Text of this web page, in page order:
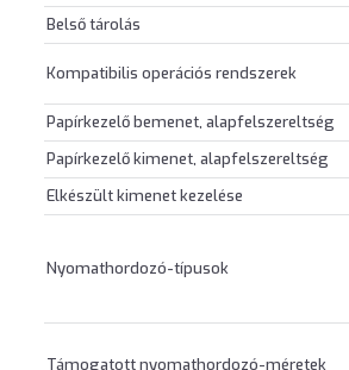
Belső tárolás
Kompatibilis operációs rendszerek
Papírkezelő bemenet, alapfelszereltség
Papírkezelő kimenet, alapfelszereltség
Elkészült kimenet kezelése
Nyomathordozó-típusok
Támogatott nyomathordozó-méretek